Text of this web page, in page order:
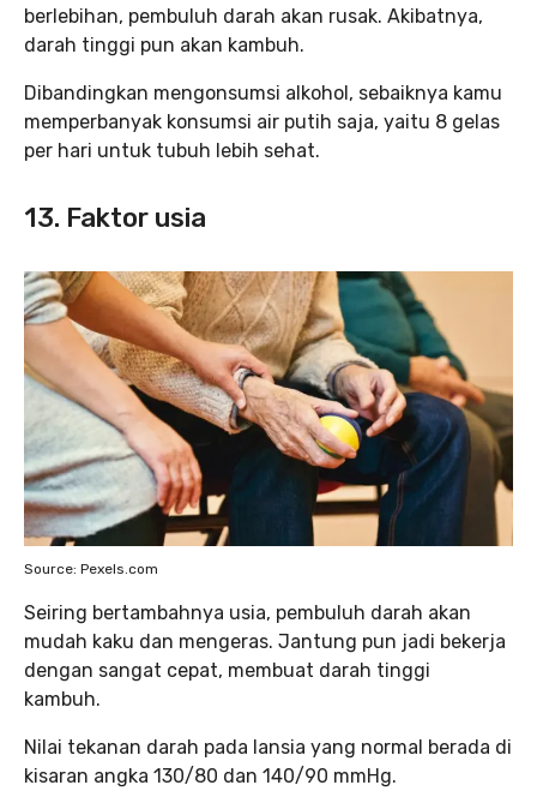
berlebihan, pembuluh darah akan rusak. Akibatnya,
darah tinggi pun akan kambuh.
Dibandingkan mengonsumsi alkohol, sebaiknya kamu
memperbanyak konsumsi air putih saja, yaitu 8 gelas
per hari untuk tubuh lebih sehat.
13. Faktor usia
Source: Pexels.com
Seiring bertambahnya usia, pembuluh darah akan
mudah kaku dan mengeras. Jantung pun jadi bekerja
dengan sangat cepat, membuat darah tinggi
kambuh.
Nilai tekanan darah pada lansia yang normal berada di
kisaran angka 130/80 dan 140/90 mmHg.